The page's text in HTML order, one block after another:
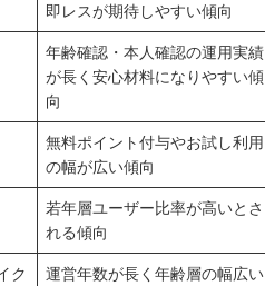
即レスが期待しやすい傾向
年齢確認・本人確認の運用実績
が長く安心材料になりやすい傾
向
無料ポイント付与やお試し利用
の幅が広い傾向
若年層ユーザー比率が高いとさ
れる傾向
ク
運営年数が長く年齢層の幅広い